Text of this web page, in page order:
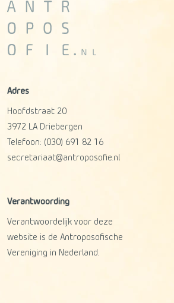
Adres
Hoofdstraat 20
3972 LA Driebergen
Telefoon: (030) 691 82 16
secretariaat@antroposofie.nl
Verantwoording
Verantwoordelijk voor deze
website is de Antroposofische
Vereniging in Nederland.